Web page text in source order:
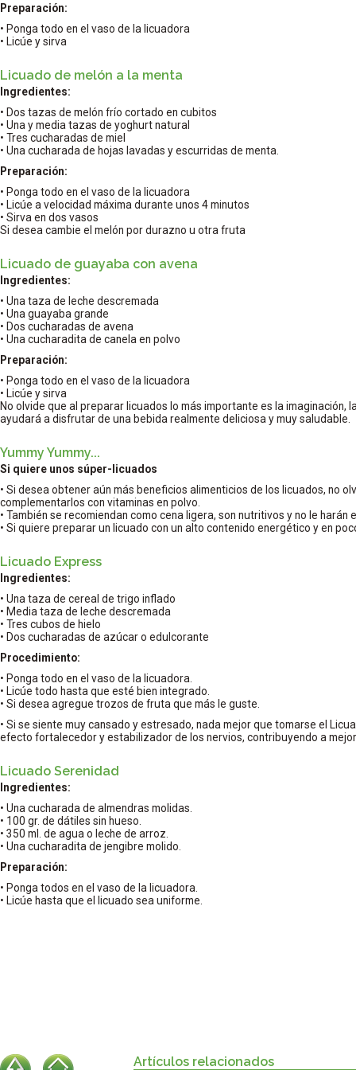
Preparación:
• Ponga todo en el vaso de la licuadora
• Licúe y sirva
Licuado de melón a la menta
Ingredientes:
• Dos tazas de melón frío cortado en cubitos
• Una y media tazas de yoghurt natural
• Tres cucharadas de miel
• Una cucharada de hojas lavadas y escurridas de menta.
Preparación:
• Ponga todo en el vaso de la licuadora
• Licúe a velocidad máxima durante unos 4 minutos
• Sirva en dos vasos
Si desea cambie el melón por durazno u otra fruta
Licuado de guayaba con avena
Ingredientes:
• Una taza de leche descremada
• Una guayaba grande
• Dos cucharadas de avena
• Una cucharadita de canela en polvo
Preparación:
• Ponga todo en el vaso de la licuadora
• Licúe y sirva
No olvide que al preparar licuados lo más importante es la imaginación,
ayudará a disfrutar de una bebida realmente deliciosa y muy saludable.
Yummy Yummy...
Si quiere unos súper-licuados
• Si desea obtener aún más beneficios alimenticios de los licuados, no
complementarlos con vitaminas en polvo.
• También se recomiendan como cena ligera, son nutritivos y no le harán
• Si quiere preparar un licuado con un alto contenido energético y en
Licuado Express
Ingredientes:
• Una taza de cereal de trigo inflado
• Media taza de leche descremada
• Tres cubos de hielo
• Dos cucharadas de azúcar o edulcorante
Procedimiento:
• Ponga todo en el vaso de la licuadora.
• Licúe todo hasta que esté bien integrado.
• Si desea agregue trozos de fruta que más le guste.
• Si se siente muy cansado y estresado, nada mejor que tomarse el
efecto fortalecedor y estabilizador de los nervios, contribuyendo a
Licuado Serenidad
Ingredientes:
• Una cucharada de almendras molidas.
• 100 gr. de dátiles sin hueso.
• 350 ml. de agua o leche de arroz.
• Una cucharadita de jengibre molido.
Preparación:
• Ponga todos en el vaso de la licuadora.
• Licúe hasta que el licuado sea uniforme.
Artículos relacionados